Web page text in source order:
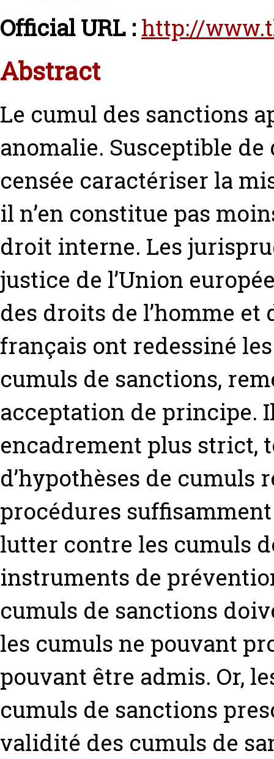
Official URL : http://
Abstract
Le cumul des sanctions
anomalie. Susceptible
censée caractériser la
il n’en constitue pas
droit interne. Les
justice de l’Union
des droits de l’homme
français ont redessiné
cumuls de sanctions,
acceptation de principe.
encadrement plus strict,
d’hypothèses de cumuls
procédures
lutter contre les cumuls
instruments de
cumuls de sanctions
les cumuls ne pouvant
pouvant être admis. Or,
cumuls de sanctions
validité des cumuls de